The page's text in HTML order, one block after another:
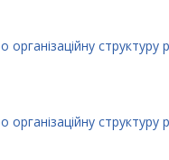
організаційну структуру
організаційну структуру